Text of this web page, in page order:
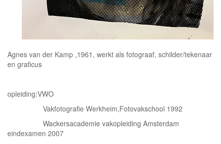
Agnes van der Kamp ,1961, werkt als fotograaf, schilder/tekenaar
en graficus
opleiding:VWO
Vakfotografie Werkheim,Fotovakschool 1992
Wackersacademie vakopleiding Amsterdam
eindexamen 2007